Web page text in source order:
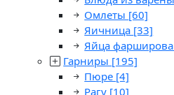
Омлеты [60]
Яичница [33]
Яйца
Гарниры [195]
Пюре [4]
Рагу [10]